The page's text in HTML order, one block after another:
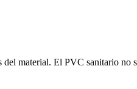
material. El PVC sanitario no